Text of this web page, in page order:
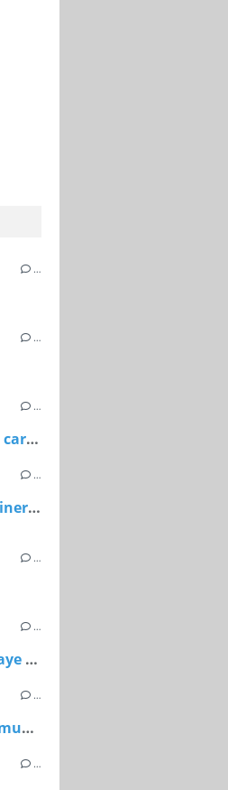
…
…
…
Bûche maison crème au beurre, caramel au beurre salé, feuillantine et génoise
…
Sapins feuilletés à la pâte à tartiner maison
…
…
Street art à Saint-Germain-en-Laye (78)
…
Piste routière sur l’Ile de la Commune à Maisons-Laffitte
…